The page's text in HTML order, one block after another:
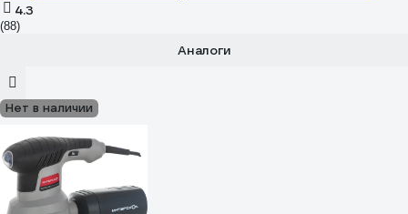
4.3
(88)
Аналоги
Нет в наличии